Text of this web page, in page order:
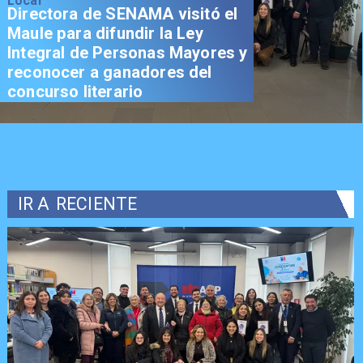
Directora de SENAMA visitó el
Maule para difundir la Ley
Integral de Personas Mayores y
reconocer a ganadores del
concurso literario
IR A RECIENTE